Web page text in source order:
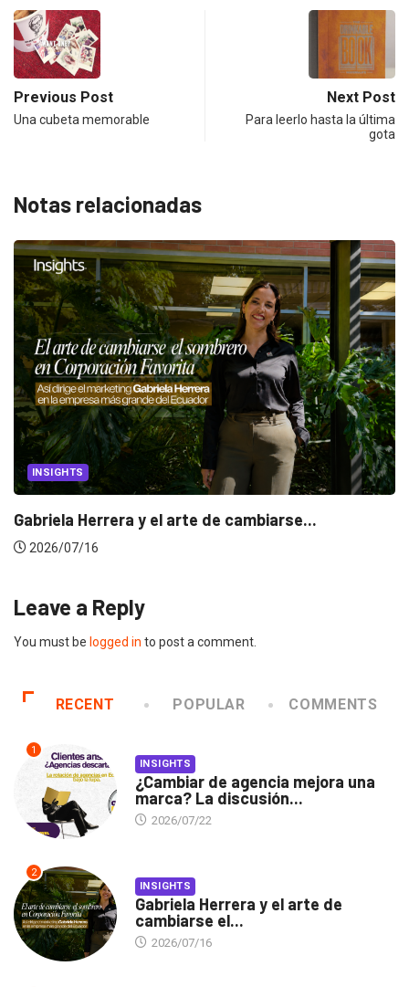
Previous Post
Una cubeta memorable
Next Post
Para leerlo hasta la última
gota
Notas relacionadas
CANNES LIONS 2026
Dos ecuatorianos en el jurado de Cannes...
2026/06/23
Leave a Reply
You must be logged in to post a comment.
RECENT POPULAR COMMENTS
1
INSIGHTS
¿Cambiar de agencia mejora una
marca? La discusión...
2026/07/22
2
INSIGHTS
Gabriela Herrera y el arte de
cambiarse el...
2026/07/16